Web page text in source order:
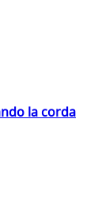
la corda